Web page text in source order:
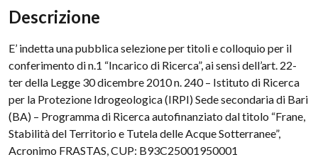
Descrizione
E’ indetta una pubblica selezione per titoli e colloquio per il
conferimento di n.1 “Incarico di Ricerca”, ai sensi dell’art. 22-
ter della Legge 30 dicembre 2010 n. 240 – Istituto di Ricerca
per la Protezione Idrogeologica (IRPI) Sede secondaria di Bari
(BA) – Programma di Ricerca autofinanziato dal titolo “Frane,
Stabilità del Territorio e Tutela delle Acque Sotterranee”,
Acronimo FRASTAS, CUP: B93C25001950001